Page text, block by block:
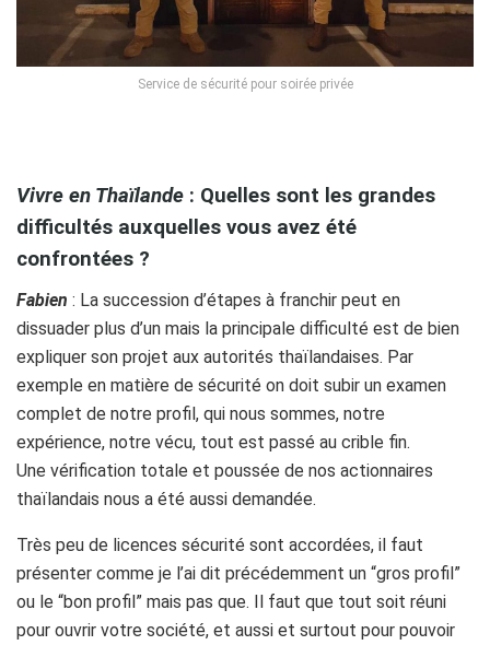
Service de sécurité pour soirée privée
Vivre en Thaïlande : Quelles sont les grandes
difficultés auxquelles vous avez été
confrontées ?
Fabien : La succession d’étapes à franchir peut en
dissuader plus d’un mais la principale difficulté est de bien
expliquer son projet aux autorités thaïlandaises. Par
exemple en matière de sécurité on doit subir un examen
complet de notre profil, qui nous sommes, notre
expérience, notre vécu, tout est passé au crible fin.
Une vérification totale et poussée de nos actionnaires
thaïlandais nous a été aussi demandée.
Très peu de licences sécurité sont accordées, il faut
présenter comme je l’ai dit précédemment un “gros profil”
ou le “bon profil” mais pas que. Il faut que tout soit réuni
pour ouvrir votre société, et aussi et surtout pour pouvoir